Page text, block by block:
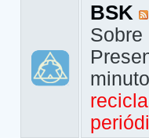
BSK
Sobre